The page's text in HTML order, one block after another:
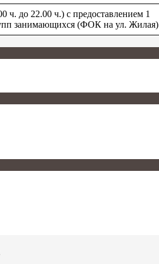
ч. до 22.00 ч.) с предоставлением 1
занимающихся (ФОК на ул. Жилая)